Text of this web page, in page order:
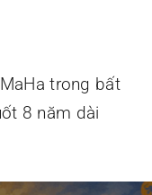
trong bất
8 năm dài